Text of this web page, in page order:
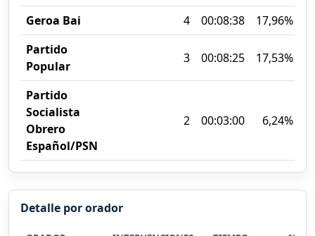
Geroa Bai 4 00:08:38
17,96%
Partido
Popular
3 00:08:25 17,53%
Partido
Socialista
Obrero
Español/PSN
2 00:03:00 6,24%
Detalle por orador